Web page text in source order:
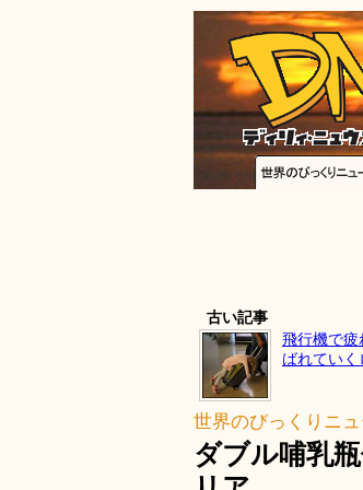
古い記事
飛行機で疲
ばれてい
世界のびっくりニ
ダブル哺乳